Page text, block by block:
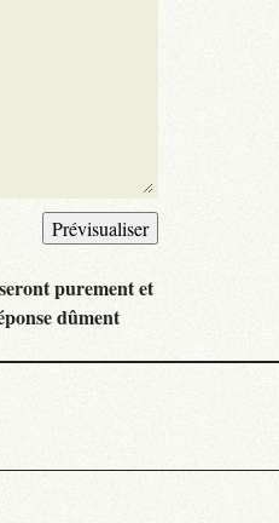
purement et
dûment